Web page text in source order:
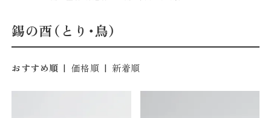
錫の酉（とり・鳥）
おすすめ順 | 価格順 | 新着順